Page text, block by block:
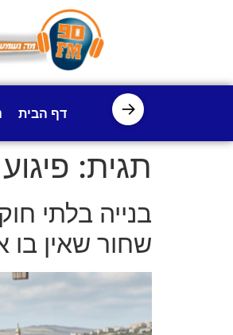
→ דף הבית
תגית: פיגוע
בנייה בלתי
שחור שאין בו